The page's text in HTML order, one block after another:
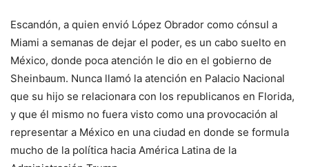
Escandón, a quien envió López Obrador como cónsul a
Miami a semanas de dejar el poder, es un cabo suelto en
México, donde poca atención le dio en el gobierno de
Sheinbaum. Nunca llamó la atención en Palacio Nacional
que su hijo se relacionara con los republicanos en Florida,
y que él mismo no fuera visto como una provocación al
representar a México en una ciudad en donde se formula
mucho de la política hacia América Latina de la